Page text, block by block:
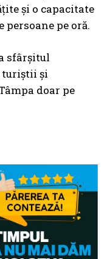
și o capacitate
persoane pe oră.
sfârșitul
turiștii și
doar pe